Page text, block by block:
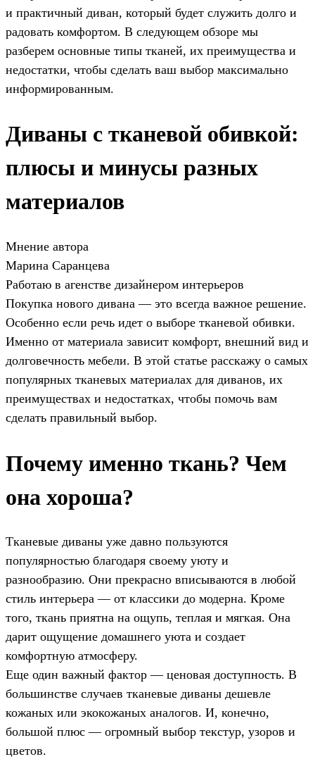
и практичный диван, который будет служить долго и
радовать комфортом. В следующем обзоре мы
разберем основные типы тканей, их преимущества и
недостатки, чтобы сделать ваш выбор максимально
информированным.
Диваны с тканевой обивкой:
плюсы и минусы разных
материалов
Мнение автора
Марина Саранцева
Работаю в агенстве дизайнером интерьеров
Покупка нового дивана — это всегда важное решение.
Особенно если речь идет о выборе тканевой обивки.
Именно от материала зависит комфорт, внешний вид и
долговечность мебели. В этой статье расскажу о самых
популярных тканевых материалах для диванов, их
преимуществах и недостатках, чтобы помочь вам
сделать правильный выбор.
Почему именно ткань? Чем
она хороша?
Тканевые диваны уже давно пользуются
популярностью благодаря своему уюту и
разнообразию. Они прекрасно вписываются в любой
стиль интерьера — от классики до модерна. Кроме
того, ткань приятна на ощупь, теплая и мягкая. Она
дарит ощущение домашнего уюта и создает
комфортную атмосферу.
Еще один важный фактор — ценовая доступность. В
большинстве случаев тканевые диваны дешевле
кожаных или экокожаных аналогов. И, конечно,
большой плюс — огромный выбор текстур, узоров и
цветов.